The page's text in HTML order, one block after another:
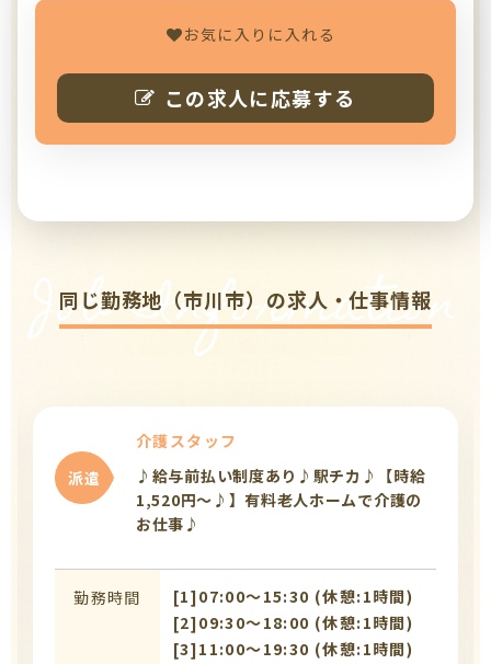
お気に入りに入れる
この求人に応募する
Job Information
同じ勤務地（市川市）の求人・仕事情報
派遣
介護スタッフ
♪給与前払い制度あり♪駅チカ♪【時給
1,520円～♪】有料老人ホームで介護の
お仕事♪
勤務時間
[1]07:00〜15:30 (休憩:1時間)
[2]09:30〜18:00 (休憩:1時間)
[3]11:00〜19:30 (休憩:1時間)